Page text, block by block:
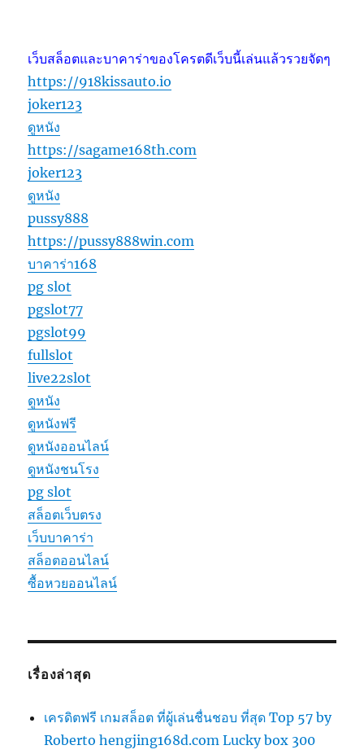
เว็บสล็อตและบาคาร่าของโครตดีเว็บนี้เล่นแล้วรวยจัดๆ
https://918kissauto.io
joker123
ดูหนัง
https://sagame168th.com
joker123
ดูหนัง
pussy888
https://pussy888win.com
บาคาร่า168
pg slot
pgslot77
pgslot99
fullslot
live22slot
ดูหนัง
ดูหนังฟรี
ดูหนังออนไลน์
ดูหนังชนโรง
pg slot
สล็อตเว็บตรง
เว็บบาคาร่า
สล็อตออนไลน์
ซื้อหวยออนไลน์
เรื่องล่าสุด
เครดิตฟรี เกมสล็อต ที่ผู้เล่นชื่นชอบ ที่สุด Top 57 by
Roberto hengjing168d.com Lucky box 300